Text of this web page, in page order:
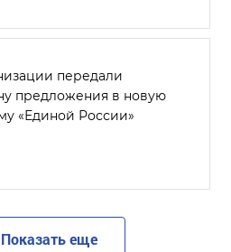
передали
предложения в новую
«Единой России»
Показать еще